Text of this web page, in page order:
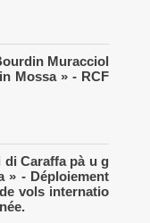
Muracciol
Mossa » - RCF
di Caraffa pà u g
» - Déploiement
vols internatio